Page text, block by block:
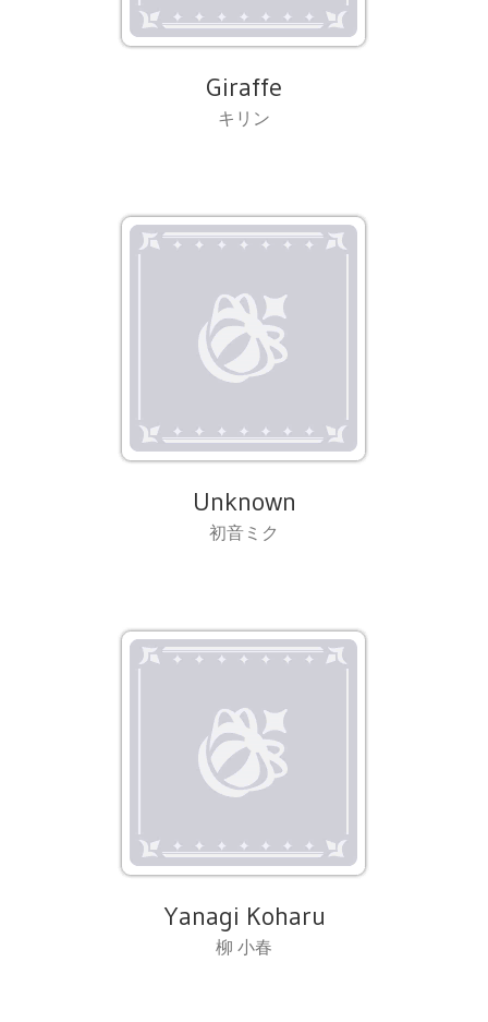
Giraffe
キリン
Unknown
初音ミク
Yanagi Koharu
柳 小春